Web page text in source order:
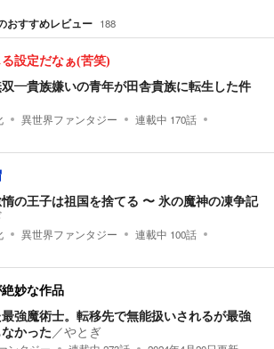
おすすめレビュー 188
設定だなぁ(苦笑)
双―貴族嫌いの青年が田舎貴族に転生した件
異世界ファンタジー 連載中 170話
惰の王子は祖国を捨てる 〜 氷の魔神の凍争記
異世界ファンタジー 連載中 100話
妙な作品
強魔術士。転移先で無能扱いされるが最強
かった ／やとぎ